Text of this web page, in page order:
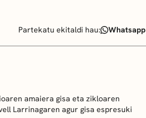
Partekatu ekitaldi hau: Whatsapp
amaiera gisa eta zikloaren
Larrinagaren agur gisa espresuki